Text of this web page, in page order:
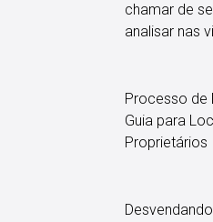
chamar de
analisar nas
Processo de
Guia para
Proprietários